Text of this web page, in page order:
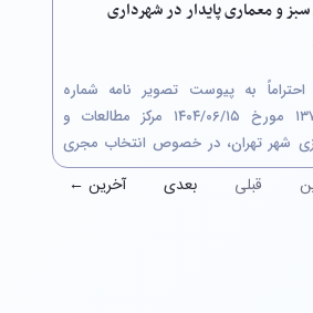
و معماری پایدار در شهرداری
با سلام؛ احتراماً به پیوست تصویر نامه شماره
۶۲۸۰۶۷/‏۱۳۷ مورخ ۱۵/‏۰۶/‏۱۴۰۴‬ مرکز مطالعات و
شهر تهران، در خصوص انتخاب مجری
از طریق کمیسیون معاملات با
سازوکار اجرایی ارزیابی ساختمان سبز و
قبلی بعدی آخرین ←